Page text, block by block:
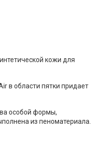
кожи для
в области пятки придает
особой формы,
из пеноматериала.